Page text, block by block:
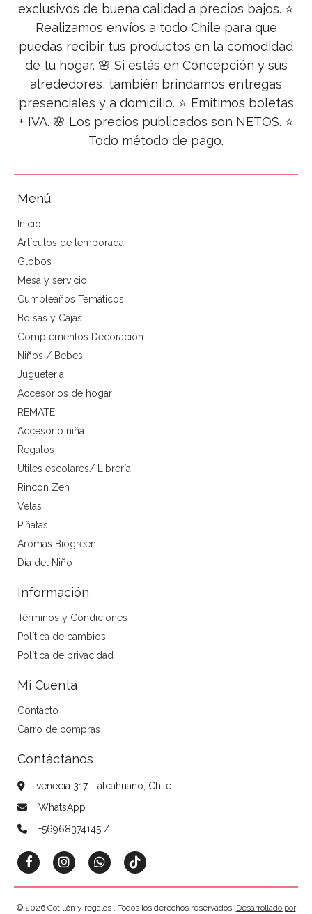
exclusivos de buena calidad a precios bajos. ⭐
Realizamos envíos a todo Chile para que
puedas recibir tus productos en la comodidad
de tu hogar. 🌸 Si estás en Concepción y sus
alrededores, también brindamos entregas
presenciales y a domicilio. ⭐ Emitimos boletas
+ IVA. 🌸 Los precios publicados son NETOS. ⭐
Todo método de pago.
Menú
Inicio
Artículos de temporada
Globos
Mesa y servicio
Cumpleaños Temáticos
Bolsas y Cajas
Complementos Decoración
Niños / Bebes
Jugueteria
Accesorios de hogar
REMATE
Accesorio niña
Regalos
Utiles escolares/ Librería
Rincon Zen
Velas
Piñatas
Aromas Biogreen
Día del Niño
Información
Términos y Condiciones
Política de cambios
Política de privacidad
Mi Cuenta
Contacto
Carro de compras
Contáctanos
venecia 317, Talcahuano, Chile
WhatsApp
+56968374145 /
© 2026 Cotillón y regalos . Todos los derechos reservados. Desarrollado por